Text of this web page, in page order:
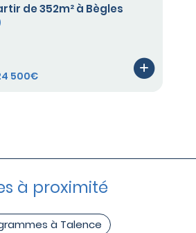
de 352m² à Bègles
500€
à proximité
à Talence